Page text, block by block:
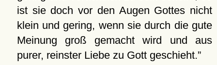
ist sie doch vor den Augen Gottes nicht
klein und gering, wenn sie durch die gute
Meinung groß gemacht wird und aus
purer, reinster Liebe zu Gott geschieht.